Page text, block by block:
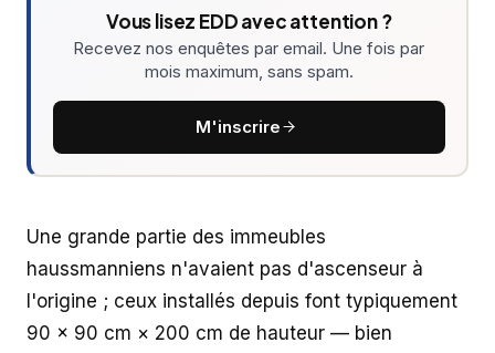
Vous lisez EDD avec attention ?
Recevez nos enquêtes par email. Une fois par
mois maximum, sans spam.
M'inscrire
Une grande partie des immeubles
haussmanniens n'avaient pas d'ascenseur à
l'origine ; ceux installés depuis font typiquement
90 × 90 cm × 200 cm de hauteur — bien